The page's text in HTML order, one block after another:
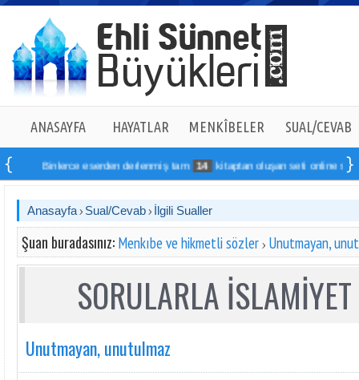
ANASAYFA HAYATLAR MENKÎBELER SUAL/CEVAB
Binlerce eserden derlenmiş tam 14 kitaptan oluşan seti online sipariş
Anasayfa Sual/Cevab İlgili Sualler
Şuan buradasınız: Menkıbe ve hikmetli sözler Unutmayan,
SORULARLA
Unutmayan, unutulmaz